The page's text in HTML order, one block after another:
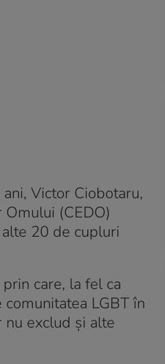
Victor Ciobotaru,
(CEDO)
20 de cupluri
care, la fel ca
LGBT în
nu exclud și alte